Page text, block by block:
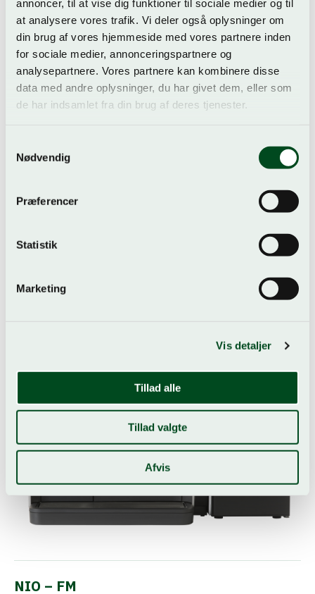
annoncer, til at vise dig funktioner til sociale medier og til
at analysere vores trafik. Vi deler også oplysninger om
din brug af vores hjemmeside med vores partnere inden
for sociale medier, annonceringspartnere og
analysepartnere. Vores partnere kan kombinere disse
data med andre oplysninger, du har givet dem, eller som
de har indsamlet fra din brug af deres tjenester.
Nødvendig
Præferencer
Statistik
Marketing
Vis detaljer
Tillad alle
Tillad valgte
Afvis
Nio er den luksuriøse kaffemaskine i lækkert design. Med
friskbrygget kaffe. Bliver kaffen næsten ikke mere frisk
NIO – FM